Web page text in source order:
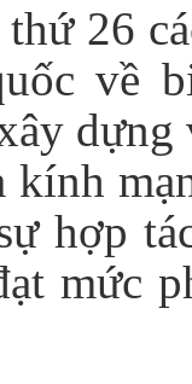
26
về
hợp
mức